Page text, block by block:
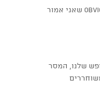
מסתבר שעבורה בצל זה obvious שאני אמור
שלנו, המסר